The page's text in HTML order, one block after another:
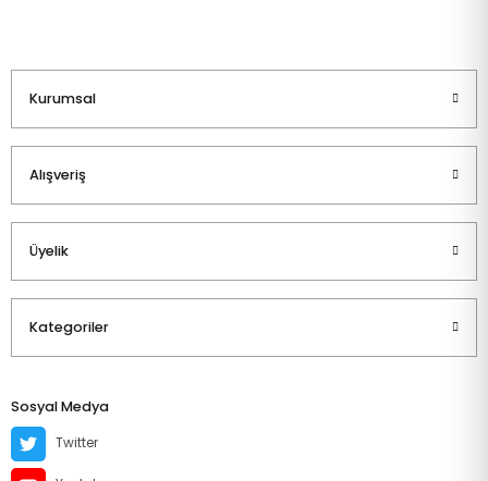
Kurumsal
Alışveriş
Üyelik
Kategoriler
Sosyal Medya
Twitter